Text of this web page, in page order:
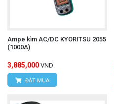
Ampe kìm AC/DC KYORITSU 2055
(1000A)
3,885,000 VND
ĐẶT MUA